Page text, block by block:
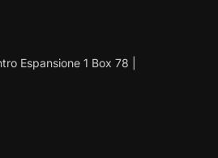
Espansione 1 Box 78 |